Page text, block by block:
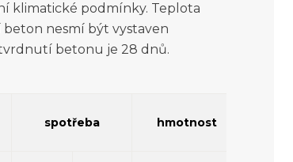
klimatické podmínky. Teplota
nesmí být vystaven
betonu je 28 dnů.
spotřeba hmotnost